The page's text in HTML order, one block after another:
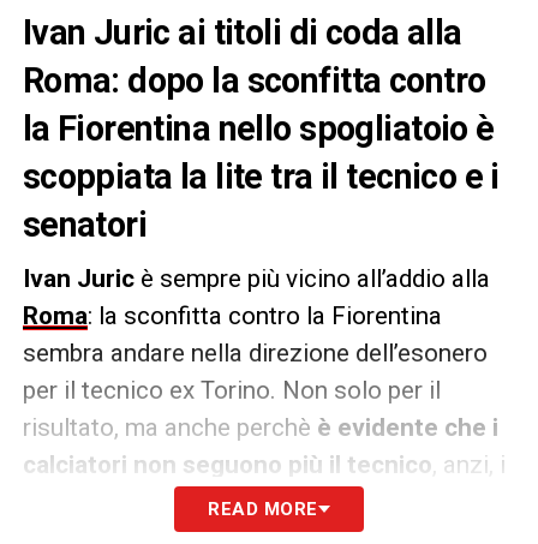
Ivan Juric ai titoli di coda alla
Roma: dopo la sconfitta contro
la Fiorentina nello spogliatoio è
scoppiata la lite tra il tecnico e i
senatori
Ivan Juricè sempre più vicino all’addio alla
Roma: la sconfitta contro la Fiorentina
sembra andare nella direzione dell’esonero
per il tecnico ex Torino. Non solo per il
risultato, ma anche perchè è evidente che i
calciatori non seguono più il tecnico, anzi, i
rapporti sono ormaicompromessi
READ MORE